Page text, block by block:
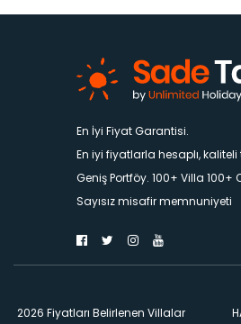
En İyi Fiyat Garantisi.
En iyi fiyatlarla hesaplı,
Geniş Portföy. 100+ Villa 100+
Sayısız misafir memnuniyeti
2026 Fiyatları Belirlenen Villalar